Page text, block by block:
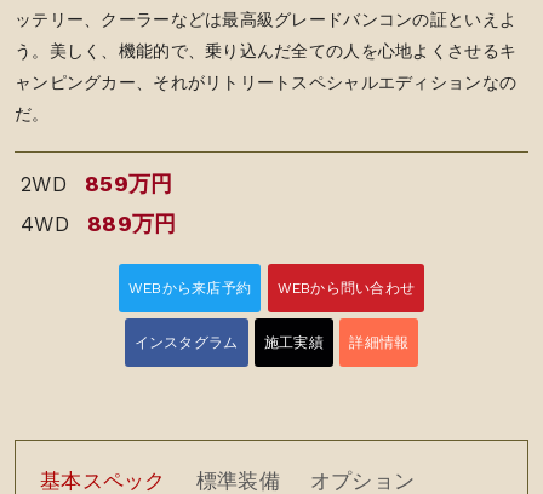
ッテリー、クーラーなどは最高級グレードバンコンの証といえよ
う。美しく、機能的で、乗り込んだ全ての人を心地よくさせるキ
ャンピングカー、それがリトリートスペシャルエディションなの
だ。
2WD 859万円
4WD 889万円
WEBから来店予約 WEBから問い合わせ
インスタグラム 施工実績 詳細情報
基本スペック 標準装備 オプション